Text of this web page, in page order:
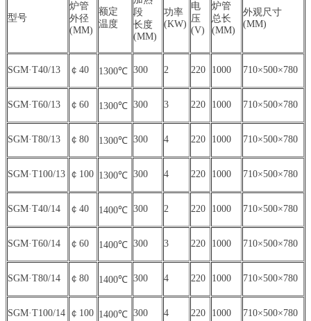
型号
炉管
外径
(MM)
额定
温度
段
长度
(MM)
功率
(KW)
电
压
(V)
炉管
总长
(MM)
外观尺寸
(MM)
SGM·T40/13 ￠40 1300℃ 300 2 220 1000 710×500×780
SGM·T60/13 ￠60 1300℃ 300 3 220 1000 710×500×780
SGM·T80/13 ￠80 1300℃ 300 4 220 1000 710×500×780
SGM·T100/13 ￠100 1300℃ 300 4 220 1000 710×500×780
SGM·T40/14 ￠40 1400℃ 300 2 220 1000 710×500×780
SGM·T60/14 ￠60 1400℃ 300 3 220 1000 710×500×780
SGM·T80/14 ￠80 1400℃ 300 4 220 1000 710×500×780
SGM·T100/14 ￠100 1400℃ 300 4 220 1000 710×500×780